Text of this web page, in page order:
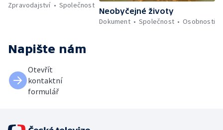
Zpravodajství
Společnost
Neobyčejné životy
Dokument
Společnost Osobnosti
Napište nám
Otevřít
kontaktní
formulář